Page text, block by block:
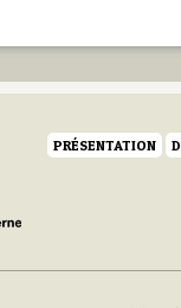
PRÉSENTATION